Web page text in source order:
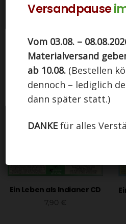
Artikelnummer:72005-2
Ähnliche
Ein Leben als Indianer CD
7,90 €
Diese Seite nutzt Cookies.
"Einverstanden" klicken,
Einstellungen
Versandpause
Vom 03.08. –
Materialversand
ab 10.08. (Bestellen
dennoch – lediglich
dann später statt.)
DANKE für alles